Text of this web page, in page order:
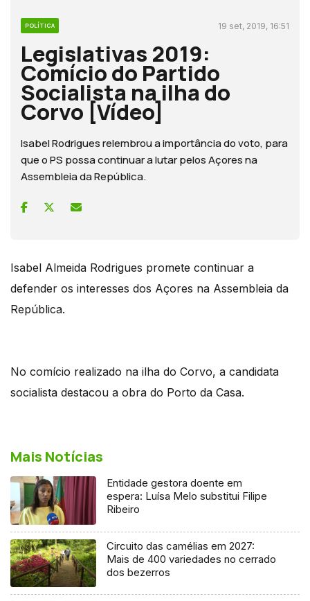
POLÍTICA 19 set, 2019, 16:51
Legislativas 2019:
Comício do Partido
Socialista na ilha do
Corvo [Vídeo]
Isabel Rodrigues relembrou a importância do voto, para
que o PS possa continuar a lutar pelos Açores na
Assembleia da República.
Isabel Almeida Rodrigues promete continuar a
defender os interesses dos Açores na Assembleia da
República.
No comício realizado na ilha do Corvo, a candidata
socialista destacou a obra do Porto da Casa.
Mais Notícias
Entidade gestora doente em
espera: Luísa Melo substitui Filipe
Ribeiro
Circuito das camélias em 2027:
Mais de 400 variedades no cerrado
dos bezerros